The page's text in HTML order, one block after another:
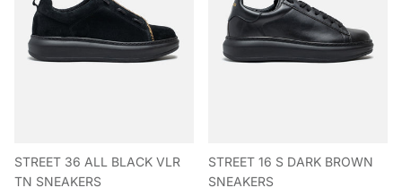
STREET 36 ALL BLACK VLR
TN SNEAKERS
STREET 16 S DARK BROWN
SNEAKERS